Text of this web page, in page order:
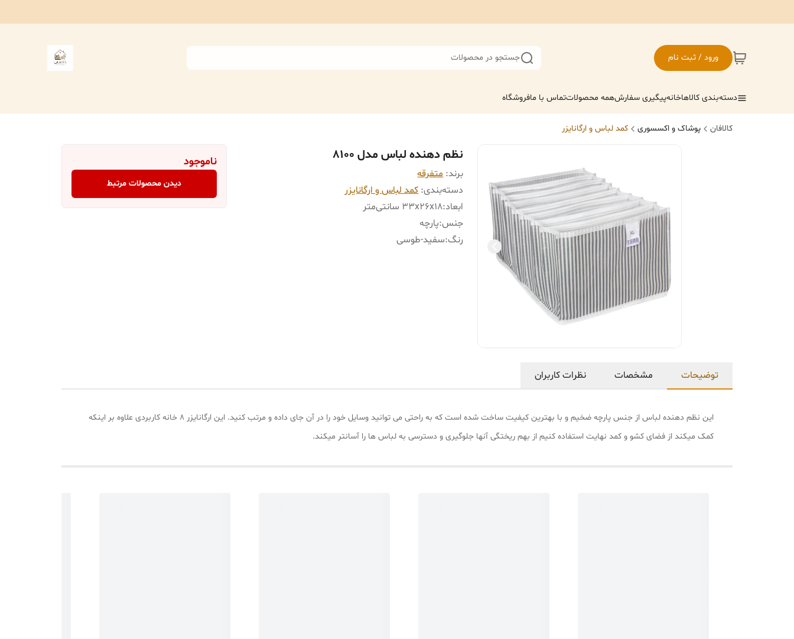
ورود / ثبت نام جستجو در محصولات
دسته‌بندی کالاهاخانهپیگیری سفارشهمه محصولاتتماس با مافروشگاه
کالافان پوشاک و اکسسوری کمد لباس و ارگانایزر
نظم دهنده لباس مدل 8100
برند: متفرقه
دسته‌بندی:کمد لباس و ارگانایزر
ابعاد:33x26x18 سانتی‌متر
جنس:پارچه
رنگ:سفید-طوسی
ناموجود
دیدن محصولات مرتبط
توضیحات مشخصات نظرات کاربران
این نظم دهنده لباس از جنس پارچه ضخیم و با بهترین کیفیت ساخت شده است که به راحتی می توانید وسایل خود را در آن جای داده و مرتب کنید. این ارگانایزر 8 خانه کاربردی علاوه بر اینکه
کمک میکند از فضای کشو و کمد نهایت استفاده کنیم از بهم ریختگی آنها جلوگیری و دسترسی به لباس ها را آسانتر میکند.